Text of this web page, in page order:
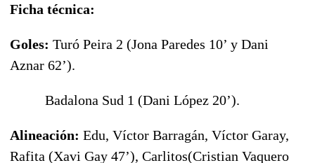
Ficha técnica:
Goles: Turó Peira 2 (Jona Paredes 10’ y Dani
Aznar 62’).
Badalona Sud 1 (Dani López 20’).
Alineación: Edu, Víctor Barragán, Víctor Garay,
Rafita (Xavi Gay 47’), Carlitos(Cristian Vaquero